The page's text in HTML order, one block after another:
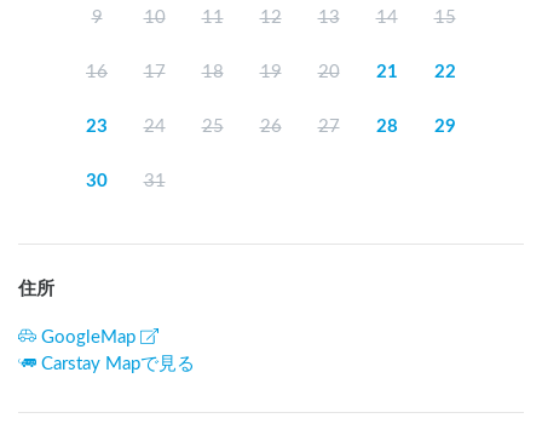
9 10 11 12 13 14 15
16 17 18 19 20 21 22
23 24 25 26 27 28 29
30 31
住所
GoogleMap
Carstay Mapで見る